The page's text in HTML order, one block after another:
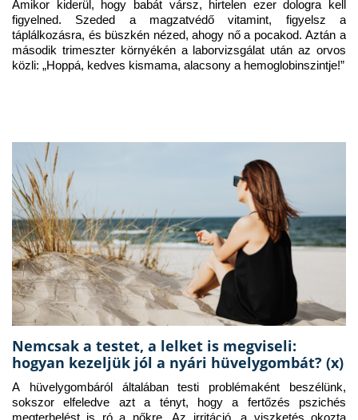
Amikor kiderül, hogy babát vársz, hirtelen ezer dologra kell
figyelned. Szeded a magzatvédő vitamint, figyelsz a
táplálkozásra, és büszkén nézed, ahogy nő a pocakod. Aztán a
második trimeszter környékén a laborvizsgálat után az orvos
közli: „Hoppá, kedves kismama, alacsony a hemoglobinszintje!”
Nemcsak a testet, a lelket is megviseli:
hogyan kezeljük jól a nyári hüvelygombát? (x)
A hüvelygombáról általában testi problémaként beszélünk,
sokszor elfeledve azt a tényt, hogy a fertőzés pszichés